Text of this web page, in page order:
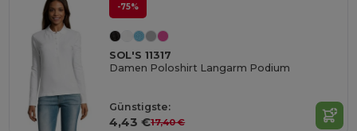
-75%
SOL'S 11317
Damen Poloshirt Langarm Podium
Günstigste:
4,43 €17,40 €